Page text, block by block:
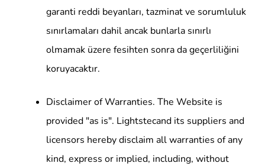
garanti reddi beyanları, tazminat ve sorumluluk
sınırlamaları dahil ancak bunlarla sınırlı
olmamak üzere fesihten sonra da geçerliliğini
koruyacaktır.
Disclaimer of Warranties. The Website is
provided "as is". Lightstecand its suppliers and
licensors hereby disclaim all warranties of any
kind, express or implied, including, without